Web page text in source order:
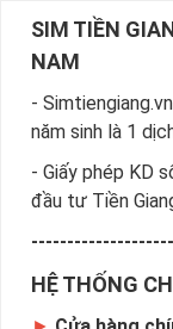
SIM TIỀN
NAM
-
năm sinh là 1
- Giấy phép KD
đầu tư Tiền
HỆ THỐNG